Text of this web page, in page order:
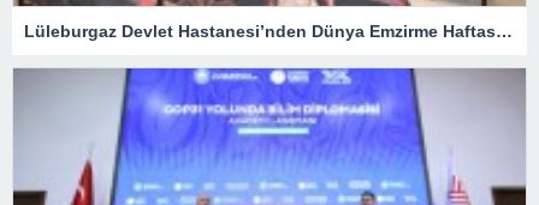
Lüleburgaz Devlet Hastanesi’nden Dünya Emzirme Haftası Katılımı